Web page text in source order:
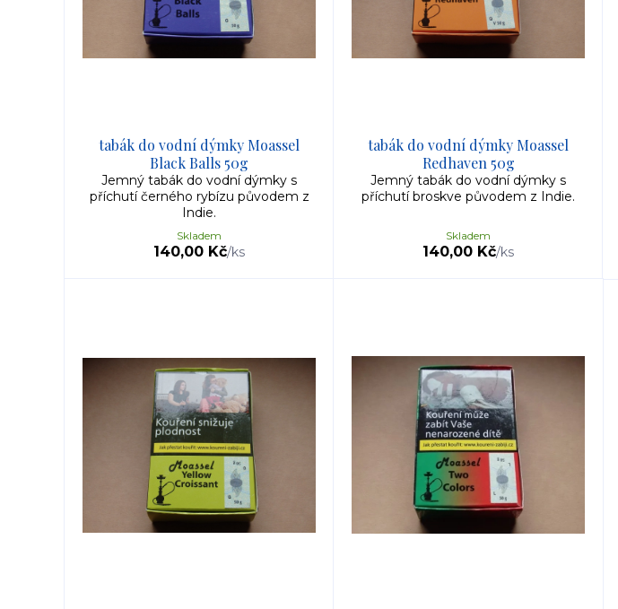
tabák do vodní dýmky Moassel
Black Balls 50g
Jemný tabák do vodní dýmky s
příchutí černého rybízu původem z
Indie.
140,00 Kč/ks
Skladem
tabák do vodní dýmky Moassel
Redhaven 50g
Jemný tabák do vodní dýmky s
příchutí broskve původem z Indie.
140,00 Kč/ks
Skladem